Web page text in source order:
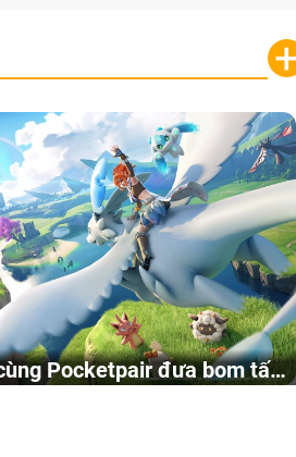
Pocketpair đưa bom tấn